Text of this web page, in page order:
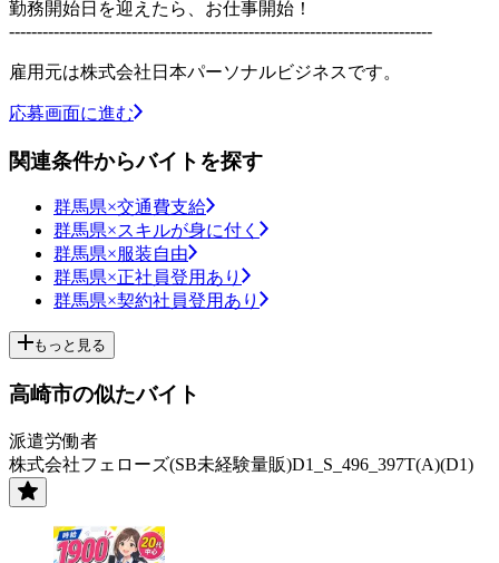
勤務開始日を迎えたら、お仕事開始！
----------------------------------------------------------------------------
雇用元は株式会社日本パーソナルビジネスです。
応募画面に進む
関連条件からバイトを探す
群馬県×交通費支給
群馬県×スキルが身に付く
群馬県×服装自由
群馬県×正社員登用あり
群馬県×契約社員登用あり
もっと見る
高崎市の似たバイト
派遣労働者
株式会社フェローズ(SB未経験量販)D1_S_496_397T(A)(D1)